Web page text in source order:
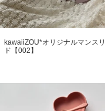
kawaiiZOU*オリジナルマンス
ド【002】